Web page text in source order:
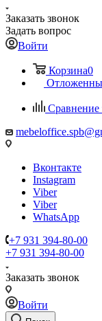
Заказать звонок
Задать вопрос
Войти
Корзина0
Сравнение
Вконтакте
Instagram
Viber
Viber
WhatsApp
+7 931 394-80-00
+7 931 394-80-00
Заказать звонок
Войти